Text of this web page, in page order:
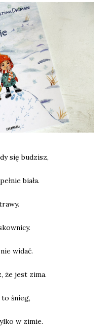
się budzisz,
biała.
widać.
że jest zima.
to śnieg,
w zimie.